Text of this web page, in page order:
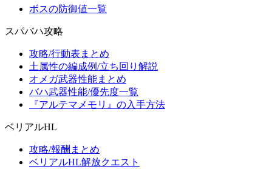
ボスの防御値一覧
スパバハ攻略
攻略/行動表まとめ
土属性の編成例/立ち回り解説
オメガ武器性能まとめ
バハ武器性能/優先度一覧
『アルテマメモリ』の入手方法
ベリアルHL
攻略/報酬まとめ
ベリアルHL解放クエスト